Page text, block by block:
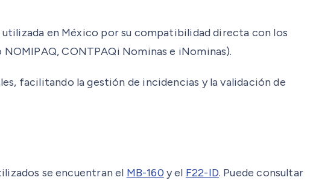
en México por su compatibilidad directa con los
NOMIPAQ, CONTPAQi Nominas e iNominas).
facilitando la gestión de incidencias y la validación de
se encuentran el MB-160 y el F22-ID. Puede consultar